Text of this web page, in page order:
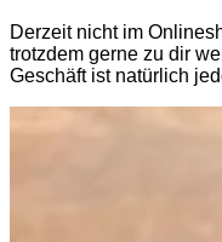
Derzeit nicht im
trotzdem gerne zu dir
Geschäft ist natürlich